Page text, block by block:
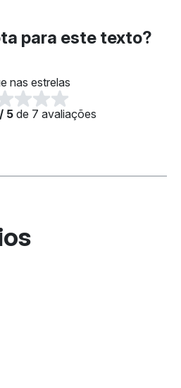
para este texto?
nas estrelas
5 de 7 avaliações